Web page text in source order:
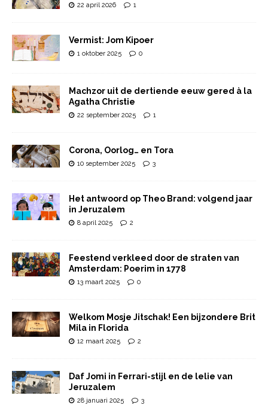
22 april 2026 1
Vermist: Jom Kipoer
1 oktober 2025 0
Machzor uit de dertiende eeuw gered à la
Agatha Christie
22 september 2025 1
Corona, Oorlog… en Tora
10 september 2025 3
Het antwoord op Theo Brand: volgend jaar
in Jeruzalem
8 april 2025 2
Feestend verkleed door de straten van
Amsterdam: Poerim in 1778
13 maart 2025 0
Welkom Mosje Jitschak! Een bijzondere Brit
Mila in Florida
12 maart 2025 2
Daf Jomi in Ferrari-stijl en de lelie van
Jeruzalem
28 januari 2025 3